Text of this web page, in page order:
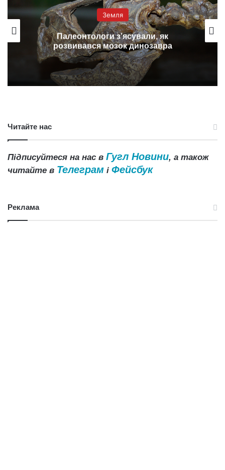
Земля
Палеонтологи з’ясували, як
розвивався мозок динозавра
Читайте нас
Підписуйтеся на нас в Гугл Новини, а також
читайте в Телеграм і Фейсбук
Реклама